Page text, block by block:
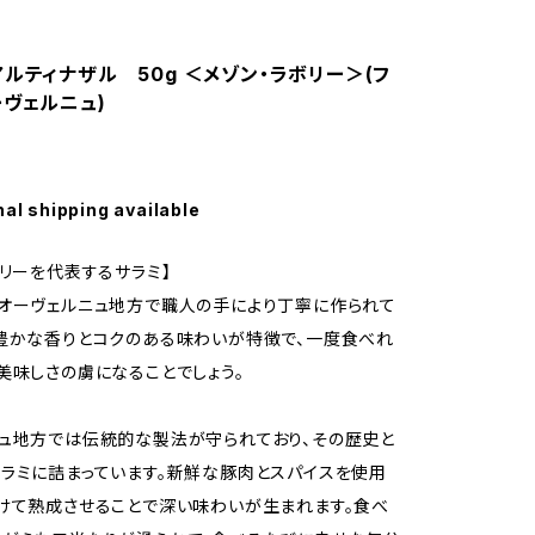
ルティナザル 50g ＜メゾン・ラボリー＞(フ
ヴェルニュ)
shipping available
ーを代表するサラミ】
ーヴェルニュ地方で職人の手により丁寧に作られて
かな香りとコクのある味わいが特徴で、一度食べれ
味しさの虜になることでしょう。
地方では伝統的な製法が守られており、その歴史と
ミに詰まっています。新鮮な豚肉とスパイスを使用
て熟成させることで深い味わいが生まれます。食べ